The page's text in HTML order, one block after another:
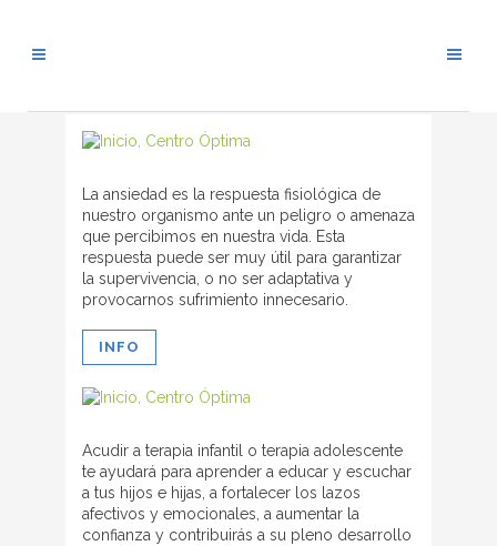
La ansiedad es la respuesta fisiológica de
nuestro organismo ante un peligro o amenaza
que percibimos en nuestra vida. Esta
respuesta puede ser muy útil para garantizar
la supervivencia, o no ser adaptativa y
provocarnos sufrimiento innecesario.
INFO
Acudir a terapia infantil o terapia adolescente
te ayudará para aprender a educar y escuchar
a tus hijos e hijas, a fortalecer los lazos
afectivos y emocionales, a aumentar la
confianza y contribuirás a su pleno desarrollo